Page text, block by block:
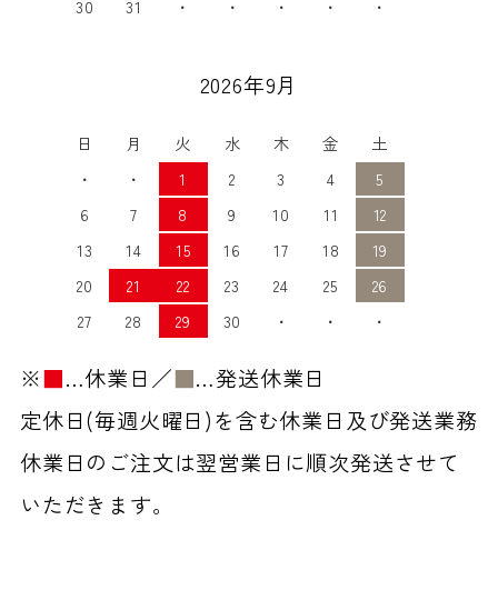
30
31 ・ ・ ・ ・ ・
2026年9月
日 月 火 水 木 金
土
・
・ 1 2 3 4
5
6
7 8 9 10 11
12
13
14 15 16 17 18
19
20
21 22 23 24 25
26
27
28 29 30 ・ ・ ・
※■…休業日／■…発送休業日
定休日(毎週火曜日)を含む休業日及び発送業務
休業日のご注文は翌営業日に順次発送させて
いただきます。